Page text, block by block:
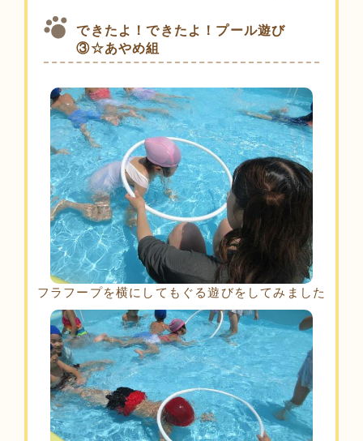
できたよ！できたよ！プール遊び
③☆あやめ組
フラフープを横にしてもぐる遊びをしてみました